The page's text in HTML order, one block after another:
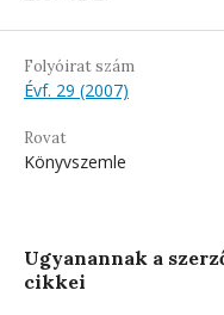
Folyóirat szám
Évf. 29 (2007)
Rovat
Könyvszemle
Ugyanannak a
cikkei